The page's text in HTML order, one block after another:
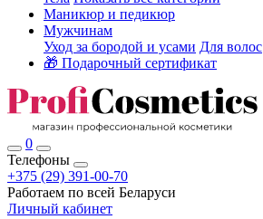
Маникюр и педикюр
Мужчинам
Уход за бородой и усами Для волос
🎁 Подарочный сертификат
0
Телефоны
+375 (29) 391-00-70
Работаем по всей Беларуси
Личный кабинет